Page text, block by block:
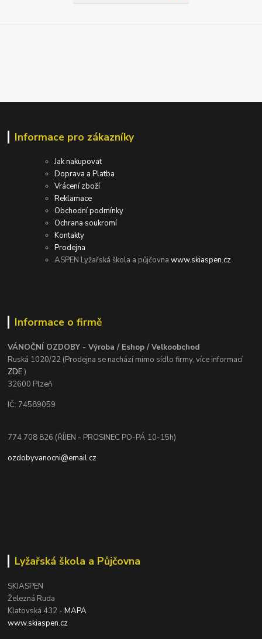
Informace pro zákazníky
Jak nakupovat
Doprava a Platba
Vrácení zboží
Reklamace
Obchodní podmínky
Ochrana soukromí
Kontakty
Prodejna
ASPEN Lyžařská škola a půjčovnawww.skiaspen.cz
Informace o firmě
VÁNOČNÍ OZDOBY - Výroba / Eshop / Velkoobchod
Ruská 1020/22 (Prodejna se nachází mimo sídlo firmy, více informací
ZDE)
32600 Plzeň
IČ: 74589059
774 708 826 (ŘÍJEN - PROSINEC PO-PÁ 10-15h)
ozdobyvanocni@email.cz
Lyžařská škola a Půjčovna
SKIASPEN
Železná Ruda
Klatovská 432 -MAPA
www.skiaspen.cz